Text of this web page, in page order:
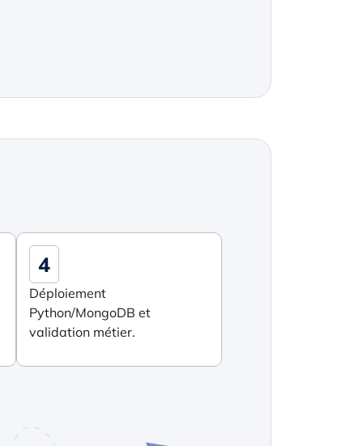
4
Déploiement
Python/MongoDB et
validation métier.